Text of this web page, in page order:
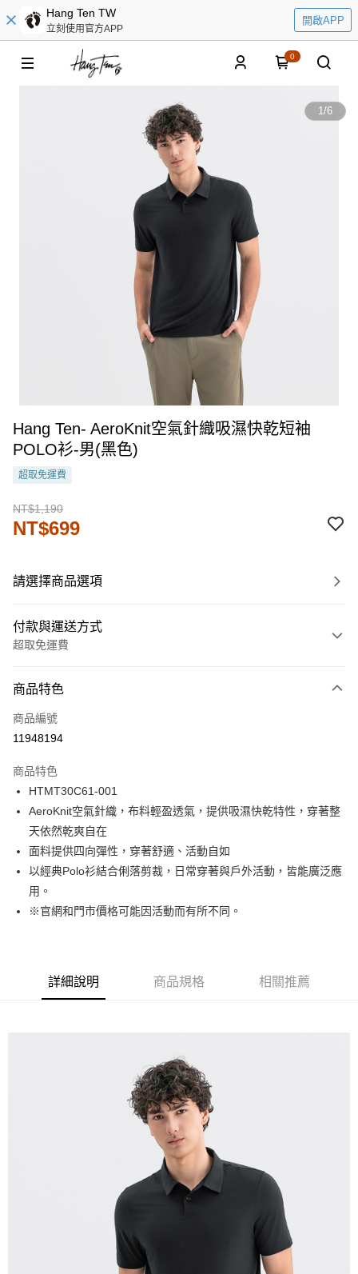
Hang Ten TW
立刻使用官方APP
開啟APP
0
1/6
Hang Ten- AeroKnit空氣針織吸濕快乾短袖
POLO衫-男(黑色)
超取免運費
NT$1,190
NT$699
請選擇商品選項
付款與運送方式
超取免運費
信用卡一次付款
LINE Pay
街口支付
悠遊付
Google Pay
貨到付款
運送方式
每筆NT$130，滿NT$1,000(含以上)免運費
商品特色
商品編號
11948194
商品特色
HTMT30C61-001
AeroKnit空氣針織，布料輕盈透氣，提供吸濕快乾特性，穿著整
天依然乾爽自在
面料提供四向彈性，穿著舒適、活動自如
以經典Polo衫結合俐落剪裁，日常穿著與戶外活動，皆能廣泛應
用。
※官網和門市價格可能因活動而有所不同。
詳細說明 商品規格 相關推薦